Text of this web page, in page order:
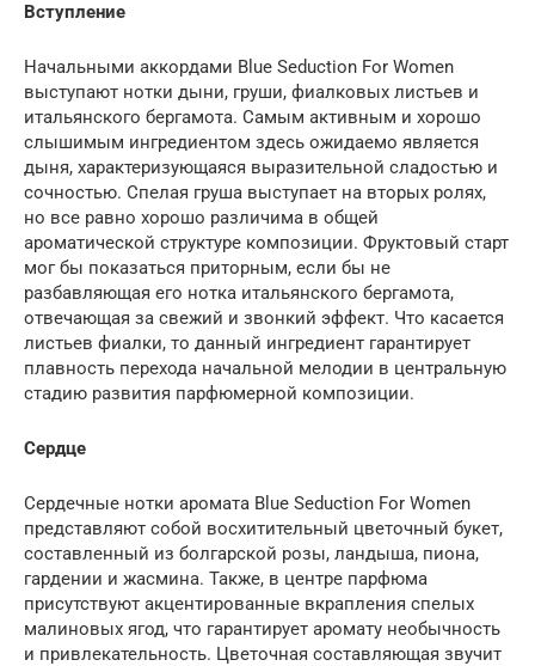
Вступление
Начальными аккордами Blue Seduction For Women
выступают нотки дыни, груши, фиалковых листьев и
итальянского бергамота. Самым активным и хорошо
слышимым ингредиентом здесь ожидаемо является
дыня, характеризующаяся выразительной сладостью и
сочностью. Спелая груша выступает на вторых ролях,
но все равно хорошо различима в общей
ароматической структуре композиции. Фруктовый старт
мог бы показаться приторным, если бы не
разбавляющая его нотка итальянского бергамота,
отвечающая за свежий и звонкий эффект. Что касается
листьев фиалки, то данный ингредиент гарантирует
плавность перехода начальной мелодии в центральную
стадию развития парфюмерной композиции.
Сердце
Сердечные нотки аромата Blue Seduction For Women
представляют собой восхитительный цветочный букет,
составленный из болгарской розы, ландыша, пиона,
гардении и жасмина. Также, в центре парфюма
присутствуют акцентированные вкрапления спелых
малиновых ягод, что гарантирует аромату необычность
и привлекательность. Цветочная составляющая звучит